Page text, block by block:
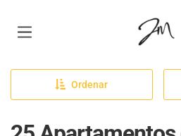
Página
Ordenar